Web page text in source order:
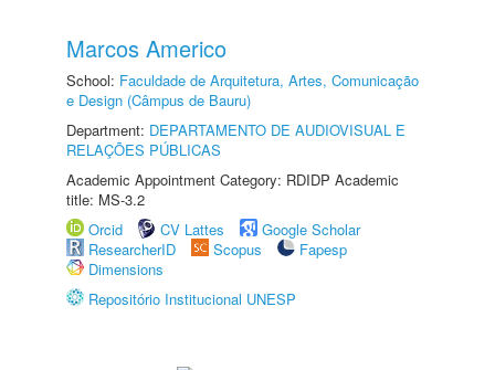
Marcos Americo
School: Faculdade de Arquitetura, Artes, Comunicação
e Design (Câmpus de Bauru)
Department: DEPARTAMENTO DE AUDIOVISUAL E
RELAÇÕES PÚBLICAS
Academic Appointment Category: RDIDP Academic
title: MS-3.2
Orcid
CV Lattes
Google Scholar
ResearcherID
Scopus
Fapesp
Dimensions
Repositório Institucional UNESP